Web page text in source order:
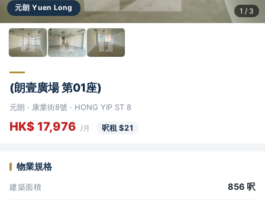
元朗 Yuen Long 1 / 3
(朗壹廣場 第01座)
元朗 · 康業街8號 · HONG YIP ST 8
HK$ 17,976 /月 呎租 $21
物業規格
建築面積 856 呎